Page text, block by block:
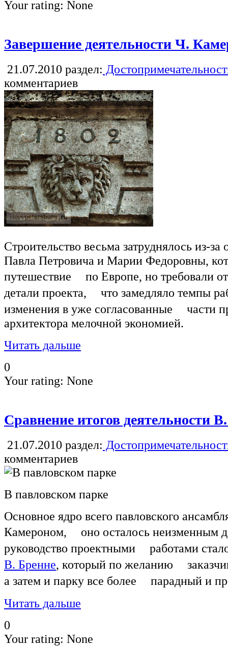
Your rating: None
Завершение деятельности Ч.
21.07.2010 раздел:
комментариев
Строительство весьма затруднялось из-
Павла Петровича и Марии Федоровны,
путешествие по Европе, но требовали от
детали проекта, что замедляло темпы
изменения в уже согласованные части
архитектора мелочной экономией.
Читать дальше
0
Your rating: None
Сравнение итогов деятельности
21.07.2010 раздел:
комментариев
В павловском парке
Основное ядро всего павловского
Камероном, оно осталось неизменным
руководство проектными работами
В. Бренне, который по желанию
а затем и парку все более парадный и
Читать дальше
0
Your rating: None